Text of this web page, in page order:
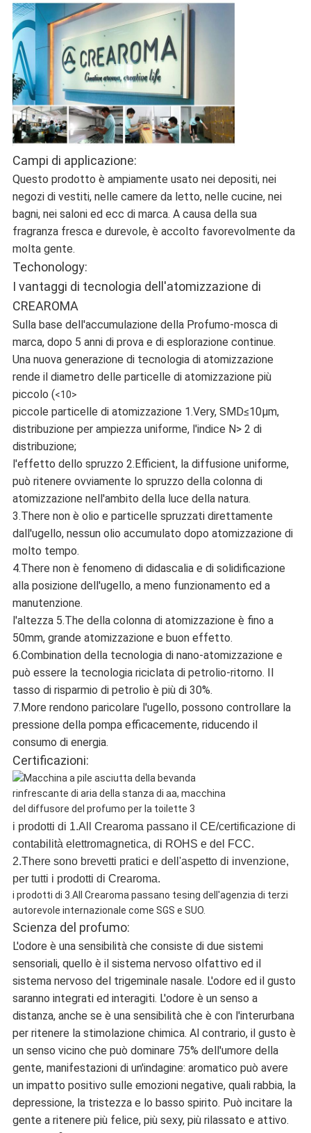
Campi di applicazione:
Questo prodotto è ampiamente usato nei depositi, nei
negozi di vestiti, nelle camere da letto, nelle cucine, nei
bagni, nei saloni ed ecc di marca. A causa della sua
fragranza fresca e durevole, è accolto favorevolmente da
molta gente.
Techonology:
I vantaggi di tecnologia dell'atomizzazione di
CREAROMA
Sulla base dell'accumulazione della Profumo-mosca di
marca, dopo 5 anni di prova e di esplorazione continue.
Una nuova generazione di tecnologia di atomizzazione
rende il diametro delle particelle di atomizzazione più
piccolo (<10>
piccole particelle di atomizzazione 1.Very, SMD≤10μm,
distribuzione per ampiezza uniforme, l'indice N> 2 di
distribuzione;
l'effetto dello spruzzo 2.Efficient, la diffusione uniforme,
può ritenere ovviamente lo spruzzo della colonna di
atomizzazione nell'ambito della luce della natura.
3.There non è olio e particelle spruzzati direttamente
dall'ugello, nessun olio accumulato dopo atomizzazione di
molto tempo.
4.There non è fenomeno di didascalia e di solidificazione
alla posizione dell'ugello, a meno funzionamento ed a
manutenzione.
l'altezza 5.The della colonna di atomizzazione è fino a
50mm, grande atomizzazione e buon effetto.
6.Combination della tecnologia di nano-atomizzazione e
può essere la tecnologia riciclata di petrolio-ritorno. Il
tasso di risparmio di petrolio è più di 30%.
7.More rendono paricolare l'ugello, possono controllare la
pressione della pompa efficacemente, riducendo il
consumo di energia.
Certificazioni:
i prodotti di 1.All Crearoma passano il CE/certificazione di
contabilità elettromagnetica, di ROHS e del FCC.
2.There sono brevetti pratici e dell'aspetto di invenzione,
per tutti i prodotti di Crearoma.
i prodotti di 3.All Crearoma passano tesing dell'agenzia di terzi
autorevole internazionale come SGS e SUO.
Scienza del profumo:
L'odore è una sensibilità che consiste di due sistemi
sensoriali, quello è il sistema nervoso olfattivo ed il
sistema nervoso del trigeminale nasale. L'odore ed il gusto
saranno integrati ed interagiti. L'odore è un senso a
distanza, anche se è una sensibilità che è con l'interurbana
per ritenere la stimolazione chimica. Al contrario, il gusto è
un senso vicino che può dominare 75% dell'umore della
gente, manifestazioni di un'indagine: aromatico può avere
un impatto positivo sulle emozioni negative, quali rabbia, la
depressione, la tristezza e lo basso spirito. Può incitare la
gente a ritenere più felice, più sexy, più rilassato e attivo.